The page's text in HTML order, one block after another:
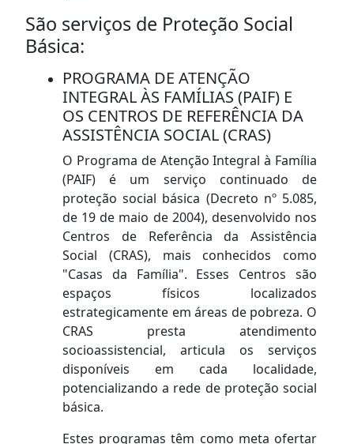
São serviços de Proteção Social
Básica:
PROGRAMA DE ATENÇÃO
INTEGRAL ÀS FAMÍLIAS (PAIF) E
OS CENTROS DE REFERÊNCIA DA
ASSISTÊNCIA SOCIAL (CRAS)
O Programa de Atenção Integral à Família
(PAIF) é um serviço continuado de
proteção social básica (Decreto nº 5.085,
de 19 de maio de 2004), desenvolvido nos
Centros de Referência da Assistência
Social (CRAS), mais conhecidos como
"Casas da Família". Esses Centros são
espaços físicos localizados
estrategicamente em áreas de pobreza. O
CRAS presta atendimento
socioassistencial, articula os serviços
disponíveis em cada localidade,
potencializando a rede de proteção social
básica.
Estes programas têm como meta ofertar